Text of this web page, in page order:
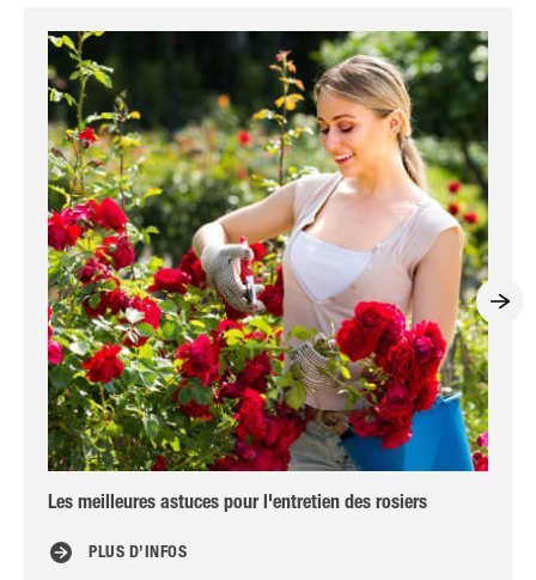
Les meilleures astuces pour l'entretien des rosiers
PLUS D’INFOS